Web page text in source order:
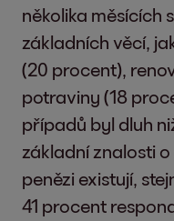
několika měsících
základních věcí,
(20 procent),
potraviny (18
případů byl dluh
základní znalosti
penězi existují,
41 procent